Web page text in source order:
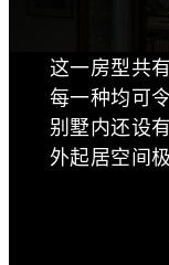
这一房型共
每一种均可
别墅内还设
外起居空间